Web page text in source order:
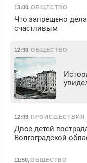
13:00, ОБЩЕСТВО
Что запрещено
счастливым
12:30, ОБЩЕСТВО
12:09, ПРОИСШЕСТВИЯ
Двое детей
Волгоградской
11:50, ОБЩЕСТВО